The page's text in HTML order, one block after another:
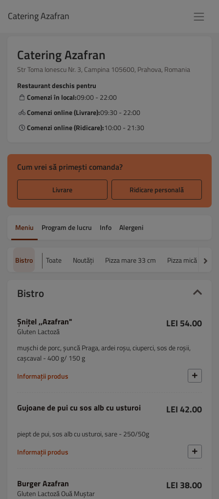
Catering Azafran
Catering Azafran
Str Toma Ionescu Nr. 3, Campina 105600, Prahova, Romania
Restaurant deschis pentru
Comenzi în local:09:00 - 22:00
Comenzi online (Livrare):09:30 - 22:00
Comenzi online (Ridicare):10:00 - 21:30
Cum vrei să primești comanda?
Livrare Ridicare personală
Meniu Program de lucru Info Alergeni
Bistro Toate Noutăți Pizza mare 33 cm Pizza mică 27 cm
Bistro
Șnițel ,,Azafran"
Gluten Lactoză
LEI 54.00
mușchi de porc, șuncă Praga, ardei roșu, ciuperci, sos de roșii,
cașcaval - 400 g/ 150 g
Informații produs
Gujoane de pui cu sos alb cu usturoi LEI 42.00
piept de pui, sos alb cu usturoi, sare - 250/50g
Informații produs
Burger Azafran
Gluten Lactoză Ouă Muștar
LEI 38.00